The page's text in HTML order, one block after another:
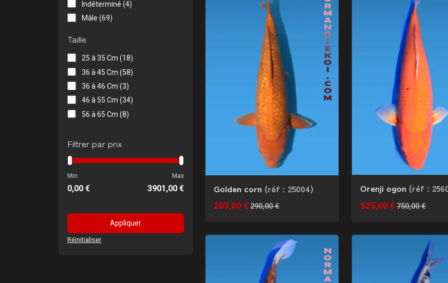
Indéterminé (4)
Mâle (69)
Taille
25 à 35 Cm (18)
36 à 45 Cm (58)
36 à 46 Cm (3)
46 à 55 Cm (34)
56 à 65 Cm (8)
Filtrer par prix
Min
0,00 €
Max
3901,00 €
Appliquer
Réinitialiser
Golden corn (réf : 25004)
203,00 € 290,00 €
Orenji ogon (réf :
525,00 € 750,00 €